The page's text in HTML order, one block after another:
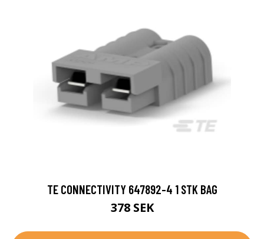
TE CONNECTIVITY 647892-4 1 STK BAG
378 SEK